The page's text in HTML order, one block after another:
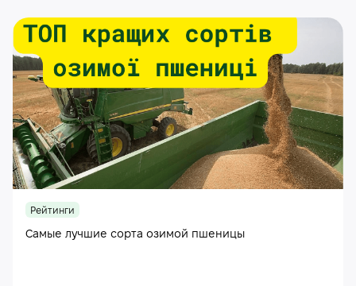
Рейтинги
Самые лучшие сорта озимой пшеницы